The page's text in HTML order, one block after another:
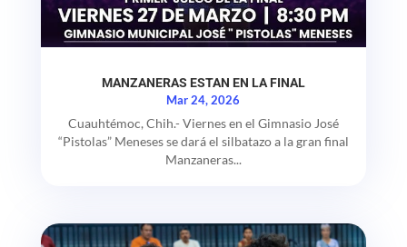
MANZANERAS ESTAN EN LA FINAL
Mar 24, 2026
Cuauhtémoc, Chih.- Viernes en el Gimnasio José
“Pistolas” Meneses se dará el silbatazo a la gran final
Manzaneras...